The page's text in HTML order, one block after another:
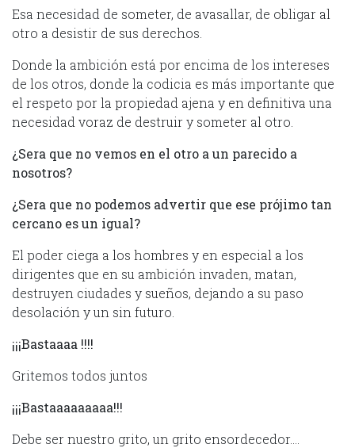
Esa necesidad de someter, de avasallar, de obligar al
otro a desistir de sus derechos.
Donde la ambición está por encima de los intereses
de los otros, donde la codicia es más importante que
el respeto por la propiedad ajena y en definitiva una
necesidad voraz de destruir y someter al otro.
¿Sera que no vemos en el otro a un parecido a
nosotros?
¿Sera que no podemos advertir que ese prójimo tan
cercano es un igual?
El poder ciega a los hombres y en especial a los
dirigentes que en su ambición invaden, matan,
destruyen ciudades y sueños, dejando a su paso
desolación y un sin futuro.
¡¡¡Bastaaaa !!!!
Gritemos todos juntos
¡¡¡Bastaaaaaaaaa!!!
Debe ser nuestro grito, un grito ensordecedor….